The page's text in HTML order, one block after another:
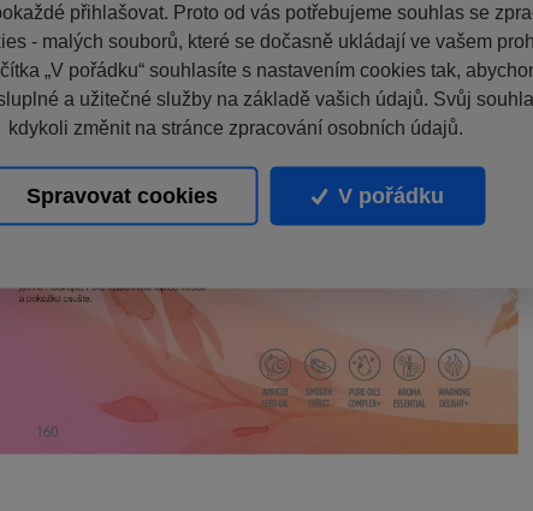
přihlašovat. Proto od vás potřebujeme souhlas se
- malých souborů, které se dočasně ukládají ve vašem
„V pořádku“ souhlasíte s nastavením cookies tak,
a užitečné služby na základě vašich údajů. Svůj
kdykoli změnit na stránce zpracování osobních údajů.
Spravovat cookies V pořádku